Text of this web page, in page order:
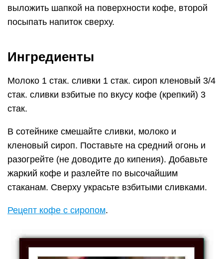
выложить шапкой на поверхности кофе, второй
посыпать напиток сверху.
Ингредиенты
Молоко 1 стак. сливки 1 стак. сироп кленовый 3/4
стак. сливки взбитые по вкусу кофе (крепкий) 3
стак.
В сотейнике смешайте сливки, молоко и
кленовый сироп. Поставьте на средний огонь и
разогрейте (не доводите до кипения). Добавьте
жаркий кофе и разлейте по высочайшим
стаканам. Сверху украсьте взбитыми сливками.
Рецепт кофе с сиропом.